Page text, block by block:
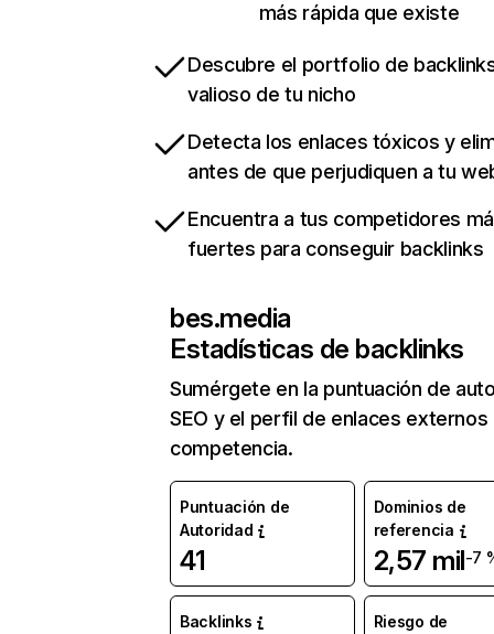
más rápida que existe
Descubre el portfolio de
valioso de tu nicho
Detecta los enlaces tóxicos y
antes de que perjudiquen a tu
Encuentra a tus competidores
fuertes para conseguir backlinks
bes.media
Estadísticas de backlinks
Sumérgete en la puntuación de
SEO y el perfil de enlaces externos
competencia.
Puntuación de
Autoridad
41
Dominios de
referencia
2,57 mil-7
Backlinks
Riesgo de